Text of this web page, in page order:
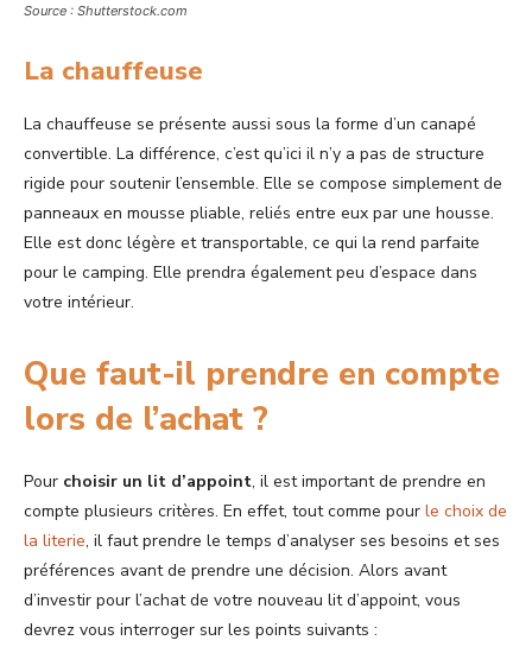
Source : Shutterstock.com
La chauffeuse
La chauffeuse se présente aussi sous la forme d’un canapé
convertible. La différence, c’est qu’ici il n’y a pas de structure
rigide pour soutenir l’ensemble. Elle se compose simplement de
panneaux en mousse pliable, reliés entre eux par une housse.
Elle est donc légère et transportable, ce qui la rend parfaite
pour le camping. Elle prendra également peu d’espace dans
votre intérieur.
Que faut-il prendre en compte
lors de l’achat ?
Pour choisir un lit d’appoint, il est important de prendre en
compte plusieurs critères. En effet, tout comme pour le choix de
la literie, il faut prendre le temps d’analyser ses besoins et ses
préférences avant de prendre une décision. Alors avant
d’investir pour l’achat de votre nouveau lit d’appoint, vous
devrez vous interroger sur les points suivants :